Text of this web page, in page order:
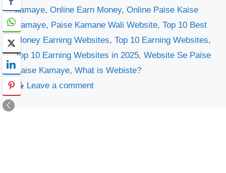
kamaye, Online Earn Money, Online Paise Kaise
Kamaye, Paise Kamane Wali Website, Top 10 Best
Money Earning Websites, Top 10 Earning Websites,
Top 10 Earning Websites in 2025, Website Se Paise
Kaise Kamaye, What is Webiste?
Leave a comment